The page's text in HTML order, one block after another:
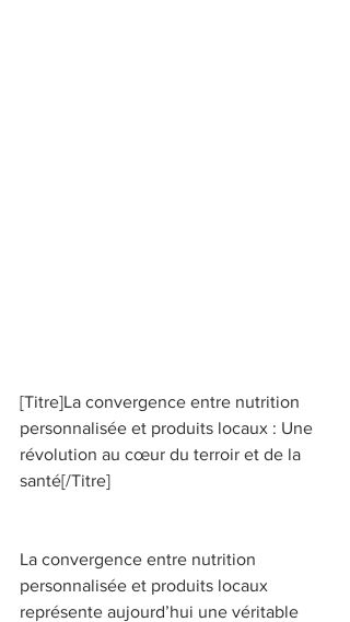
[Titre]La convergence entre nutrition
personnalisée et produits locaux : Une
révolution au cœur du terroir et de la
santé[/Titre]
La convergence entre nutrition
personnalisée et produits locaux
représente aujourd’hui une véritable